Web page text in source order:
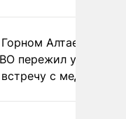
Алтае
пережил удар
с медведем